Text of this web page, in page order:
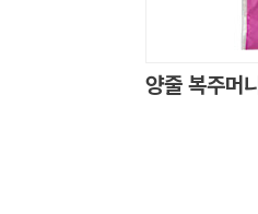
양줄 복주머니